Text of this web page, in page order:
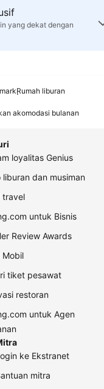
yang dekat dengan
Rumah liburan
akomodasi bulanan
loyalitas Genius
liburan dan musiman
travel
untuk Bisnis
Review Awards
Mobil
tiket pesawat
restoran
untuk Agen
ke Ekstranet
mitra